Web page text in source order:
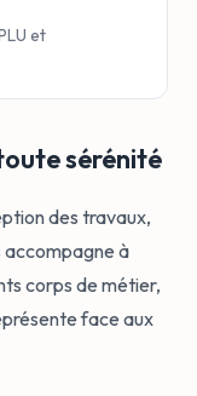
et
sérénité
des travaux,
à
corps de métier,
face aux